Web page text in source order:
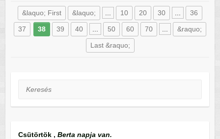
&laquo; First &laquo; 10 20 30 36
37 38 39 40 50 60 70 &raquo;
Last &raquo;
Keresés
Csütörtök , Berta napja van.